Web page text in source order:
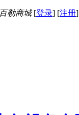
百勒商城[登录] [注册]